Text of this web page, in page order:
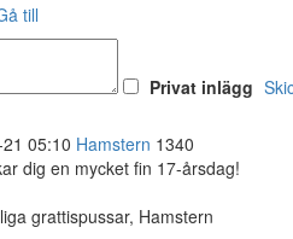
till
Privat inlägg
05:10 Hamstern 1340
dig en mycket fin 17-årsdag!
grattispussar, Hamstern